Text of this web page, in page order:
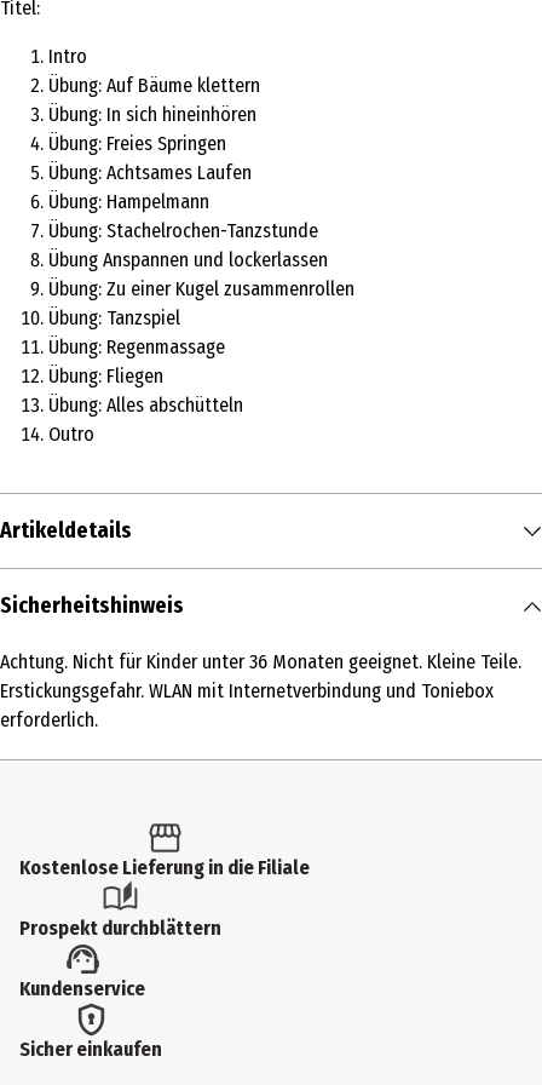
Titel:
Intro
Übung: Auf Bäume klettern
Übung: In sich hineinhören
Übung: Freies Springen
Übung: Achtsames Laufen
Übung: Hampelmann
Übung: Stachelrochen-Tanzstunde
Übung Anspannen und lockerlassen
Übung: Zu einer Kugel zusammenrollen
Übung: Tanzspiel
Übung: Regenmassage
Übung: Fliegen
Übung: Alles abschütteln
Outro
Artikeldetails
Inhalt
Produkttyp
CD Player & sonstige Audiogeräte
Altersempfehlung ab
Artikelnummer des Herstellers
11001873
Hersteller
tonies GmbH
Herstelleradresse
Oststr. 119 40210 Düsseldorf
Sicherheitshinweis
Achtung. Nicht für Kinder unter 36 Monaten geeignet. Kleine Teile.
Erstickungsgefahr. WLAN mit Internetverbindung und Toniebox
erforderlich.
Kostenlose Lieferung in die Filiale
Prospekt durchblättern
Kundenservice
Sicher einkaufen